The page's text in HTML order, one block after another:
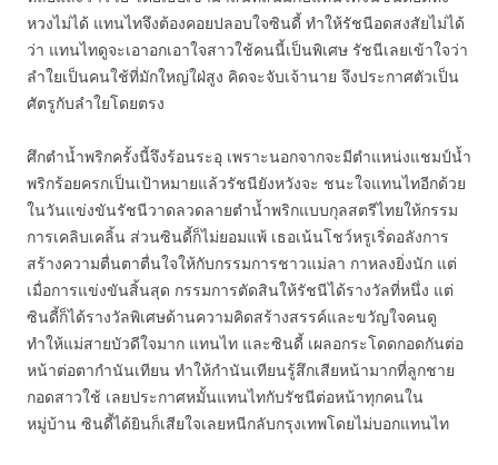
หวงไม่ได้ แทนไทจึงต้องคอยปลอบใจซินดี้ ทำให้รัชนีอดสงสัยไม่ได้
ว่า แทนไทดูจะเอาอกเอาใจสาวใช้คนนี้เป็นพิเศษ รัชนีเลยเข้าใจว่า
ลำใยเป็นคนใช้ที่มักใหญ่ใฝ่สูง คิดจะจับเจ้านาย จึงประกาศตัวเป็น
ศัตรูกับลำใยโดยตรง
ศึกตำน้ำพริกครั้งนี้จึงร้อนระอุ เพราะนอกจากจะมีตำแหน่งแชมป์น้ำ
พริกร้อยครกเป็นเป้าหมายแล้วรัชนียังหวังจะ ชนะใจแทนไทอีกด้วย
ในวันแข่งขันรัชนีวาดลวดลายตำน้ำพริกแบบกุลสตรีไทยให้กรรม
การเคลิบเคลิ้น ส่วนซินดี้ก็ไม่ยอมแพ้ เธอเน้นโชว์หรูเริ่ดอลังการ
สร้างความตื่นตาตื่นใจให้กับกรรมการชาวแม่ลา กาหลงยิ่งนัก แต่
เมื่อการแข่งขันสิ้นสุด กรรมการตัดสินให้รัชนีได้รางวัลที่หนึ่ง แต่
ซินดี้ก็ได้รางวัลพิเศษด้านความคิดสร้างสรรค์และขวัญใจคนดู
ทำให้แม่สายบัวดีใจมาก แทนไท และซินดี้ เผลอกระโดดกอดกันต่อ
หน้าต่อตากำนันเทียน ทำให้กำนันเทียนรู้สึกเสียหน้ามากที่ลูกชาย
กอดสาวใช้ เลยประกาศหมั้นแทนไทกับรัชนีต่อหน้าทุกคนใน
หมู่บ้าน ซินดี้ได้ยินก็เสียใจเลยหนีกลับกรุงเทพโดยไม่บอกแทนไท